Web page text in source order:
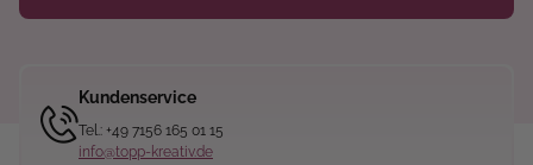
Kundenservice
Tel.: +49 7156 165 01 15
info@topp-kreativ.de